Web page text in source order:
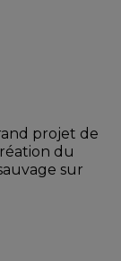
projet de
du
sur